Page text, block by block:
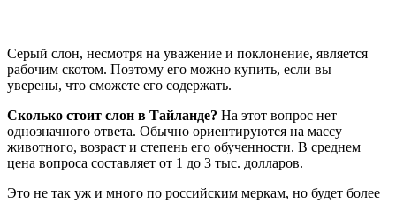
Серый слон, несмотря на уважение и поклонение, является
рабочим скотом. Поэтому его можно купить, если вы
уверены, что сможете его содержать.
Сколько стоит слон в Тайланде? На этот вопрос нет
однозначного ответа. Обычно ориентируются на массу
животного, возраст и степень его обученности. В среднем
цена вопроса составляет от 1 до 3 тыс. долларов.
Это не так уж и много по российским меркам, но будет более